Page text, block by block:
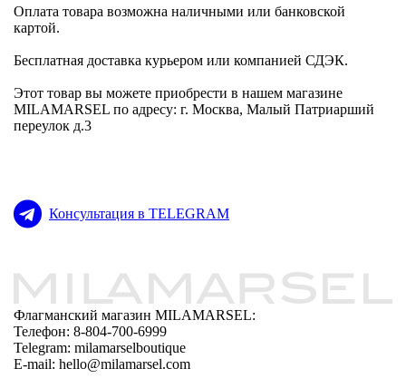
Оплата товара возможна наличными или банковской
картой.
Бесплатная доставка курьером или компанией СДЭК.
Этот товар вы можете приобрести в нашем магазине
MILAMARSEL по адресу: г. Москва, Малый Патриарший
переулок д.3
Консультация в TELEGRAM
Флагманский магазин MILAMARSEL:
Телефон: 8-804-700-6999
Telegram: milamarselboutique
E-mail: hello@milamarsel.com